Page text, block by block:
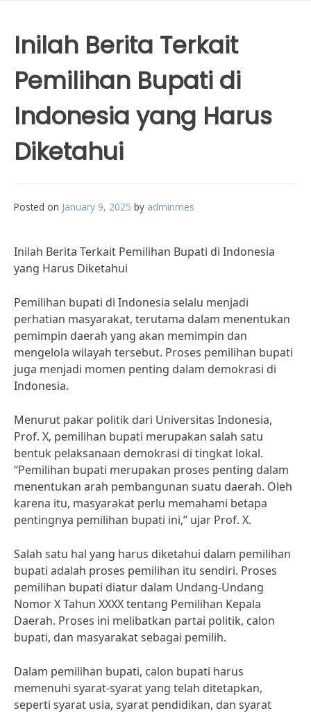
Inilah Berita Terkait
Pemilihan Bupati di
Indonesia yang Harus
Diketahui
Posted on January 9, 2025 by adminmes
Inilah Berita Terkait Pemilihan Bupati di Indonesia
yang Harus Diketahui
Pemilihan bupati di Indonesia selalu menjadi
perhatian masyarakat, terutama dalam menentukan
pemimpin daerah yang akan memimpin dan
mengelola wilayah tersebut. Proses pemilihan bupati
juga menjadi momen penting dalam demokrasi di
Indonesia.
Menurut pakar politik dari Universitas Indonesia,
Prof. X, pemilihan bupati merupakan salah satu
bentuk pelaksanaan demokrasi di tingkat lokal.
“Pemilihan bupati merupakan proses penting dalam
menentukan arah pembangunan suatu daerah. Oleh
karena itu, masyarakat perlu memahami betapa
pentingnya pemilihan bupati ini,” ujar Prof. X.
Salah satu hal yang harus diketahui dalam pemilihan
bupati adalah proses pemilihan itu sendiri. Proses
pemilihan bupati diatur dalam Undang-Undang
Nomor X Tahun XXXX tentang Pemilihan Kepala
Daerah. Proses ini melibatkan partai politik, calon
bupati, dan masyarakat sebagai pemilih.
Dalam pemilihan bupati, calon bupati harus
memenuhi syarat-syarat yang telah ditetapkan,
seperti syarat usia, syarat pendidikan, dan syarat